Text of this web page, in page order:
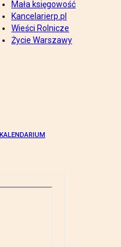
Mała księgowość
Kancelarierp.pl
Wieści Rolnicze
Życie Warszawy
KALENDARIUM